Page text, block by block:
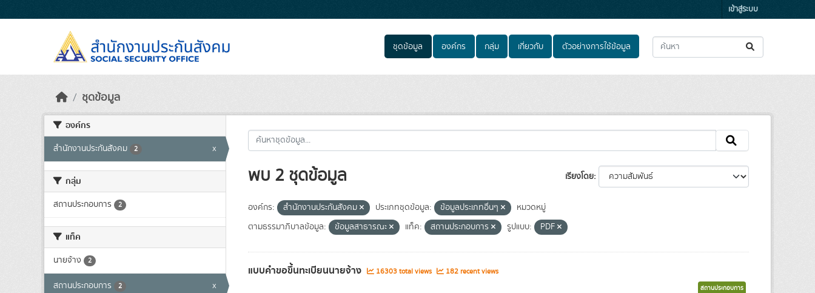
เข้าสู่ระบบ
ชุดข้อมูล องค์กร กลุ่ม เกี่ยวกับ ตัวอย่างการใช้ข้อมูล
ชุดข้อมูล
องค์กร
สำนักงานประกันสังคม 2 x
กลุ่ม
สถานประกอบการ 2
แท็ค
นายจ้าง 2
สถานประกอบการ 2 x
เรียงโดย
พบ 2 ชุดข้อมูล
องค์กร: สำนักงานประกันสังคม ประเภทชุดข้อมูล: ข้อมูลประเภทอื่นๆ
หมวดหมู่
ตามธรรมาภิบาลข้อมูล:
ข้อมูลสาธารณะ แท็ค: สถานประกอบการ รูปแบบ: PDF
แบบคำขอขึ้นทะเบียนนายจ้าง 16303 total views 182 recent views
สถานประกอบการ